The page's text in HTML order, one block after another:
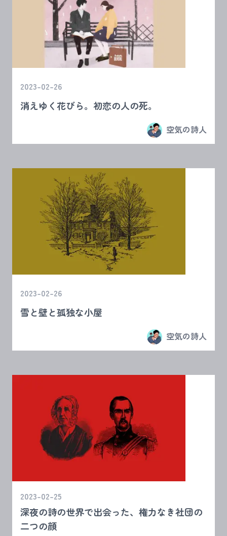
2023-02-26
消えゆく花びら。初恋の人の死。
空気の詩人
2023-02-26
雪と壁と孤独な小屋
空気の詩人
2023-02-25
深夜の詩の世界で出会った、権力なき社団の
二つの顔